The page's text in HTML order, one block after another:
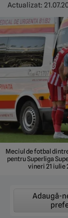
Actualizat:
Meciul de fotbal
pentru Superliga
vineri 21 iulie
Adaugă-